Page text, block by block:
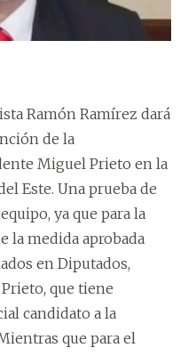
Ramón Ramírez dará
de la
Miguel Prieto en la
Este. Una prueba de
ya que para la
la medida aprobada
en Diputados,
que tiene
candidato a la
que para el